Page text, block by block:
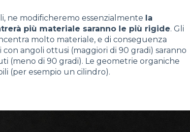
ne modificheremo essenzialmente la
più materiale saranno le più rigide. Gli
molto materiale, e di conseguenza
angoli ottusi (maggiori di 90 gradi) saranno
(meno di 90 gradi). Le geometrie organiche
(per esempio un cilindro).